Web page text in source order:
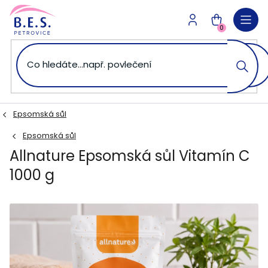
Přejít
obsah
NÁKUPNÍ
KOŠÍK
0
Epsomská sůl
Epsomská sůl
Allnature Epsomská sůl Vitamín C
1000 g